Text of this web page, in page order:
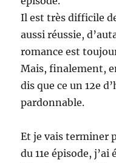
Il est très difficile
aussi réussie,
romance est
Mais, finalement,
dis que ce un 12e
pardonnable.
Et je vais terminer
du 11e épisode,